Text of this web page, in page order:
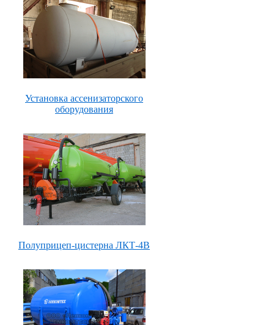
Установка ассенизаторского
оборудования
Полуприцеп-цистерна ЛКТ-4В